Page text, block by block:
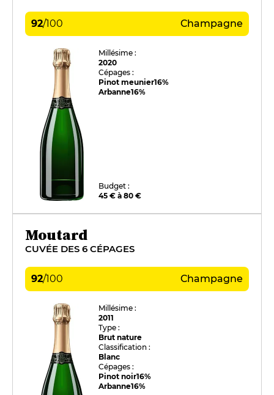
92/100 Champagne
Millésime :
2020
Cépages :
Pinot meunier16%
Arbanne16%
Budget :
45 € à 80 €
Moutard
CUVÉE DES 6 CÉPAGES
92/100 Champagne
Millésime :
2011
Type :
Brut nature
Classification :
Blanc
Cépages :
Pinot noir16%
Arbanne16%